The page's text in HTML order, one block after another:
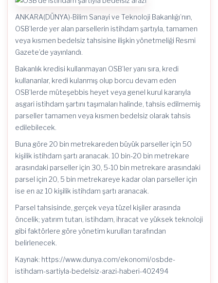
ANKARA(DÜNYA)-Bilim Sanayi ve Teknoloji Bakanlığı’nın,
OSB’lerde yer alan parsellerin istihdam şartıyla, tamamen
veya kısmen bedelsiz tahsisine ilişkin yönetmeliği Resmi
Gazete’de yayınlandı.
Bakanlık kredisi kullanmayan OSB’ler yanı sıra, kredi
kullananlar, kredi kulanmış olup borcu devam eden
OSB’lerde müteşebbis heyet veya genel kurul kararıyla
asgari istihdam şartını taşımaları halinde, tahsis edilmemiş
parseller tamamen veya kısmen bedelsiz olarak tahsis
edilebilecek.
Buna göre 20 bin metrekareden büyük parseller için 50
kişilik istihdam şartı aranacak. 10 bin-20 bin metrekare
arasındaki parseller için 30, 5-10 bin metrekare arasındaki
parsel için 20, 5 bin metrekareye kadar olan parseller için
ise en az 10 kişilik istihdam şartı aranacak.
Parsel tahsisinde, gerçek veya tüzel kişiler arasında
öncelik; yatırım tutarı, istihdam, ihracat ve yüksek teknoloji
gibi faktörlere göre yönetim kurulları tarafından
belirlenecek.
Kaynak: https://www.dunya.com/ekonomi/osbde-
istihdam-sartiyla-bedelsiz-arazi-haberi-402494